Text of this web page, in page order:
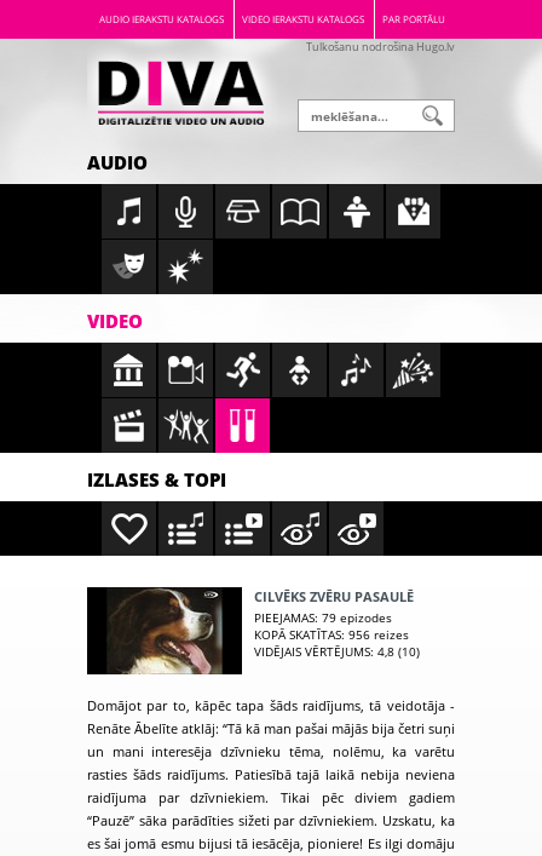
AUDIO IERAKSTU KATALOGS VIDEO IERAKSTU KATALOGS PAR PORTĀLU
Tulkošanu nodrošina Hugo.lv
AUDIO
VIDEO
IZLASES & TOPI
CILVĒKS ZVĒRU PASAULĒ
PIEEJAMAS: 79 epizodes
KOPĀ SKATĪTAS: 956 reizes
VIDĒJAIS VĒRTĒJUMS: 4,8 (10)
Domājot par to, kāpēc tapa šāds raidījums, tā veidotāja -
Renāte Ābelīte atklāj: “Tā kā man pašai mājās bija četri suņi
un mani interesēja dzīvnieku tēma, nolēmu, ka varētu
rasties šāds raidījums. Patiesībā tajā laikā nebija neviena
raidījuma par dzīvniekiem. Tikai pēc diviem gadiem
“Pauzē” sāka parādīties sižeti par dzīvniekiem. Uzskatu, ka
es šai jomā esmu bijusi tā iesācēja, pioniere! Es ilgi domāju